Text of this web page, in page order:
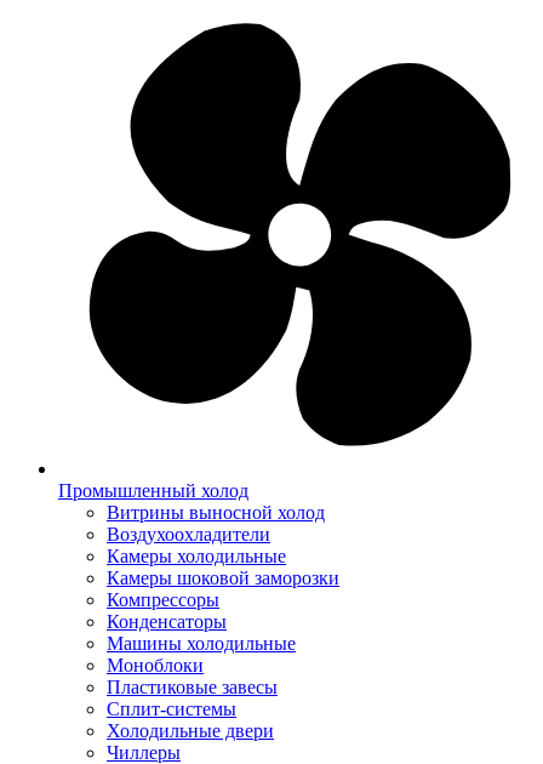
Промышленный холод
Витрины выносной холод
Воздухоохладители
Камеры холодильные
Камеры шоковой заморозки
Компрессоры
Конденсаторы
Машины холодильные
Моноблоки
Пластиковые завесы
Сплит-системы
Холодильные двери
Чиллеры